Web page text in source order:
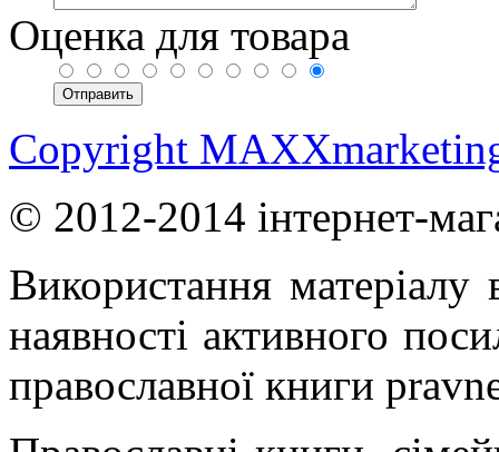
Оценка для товара
Copyright
© 2012-2014 інтернет-
Використання матеріалу
наявності активного
православної книги